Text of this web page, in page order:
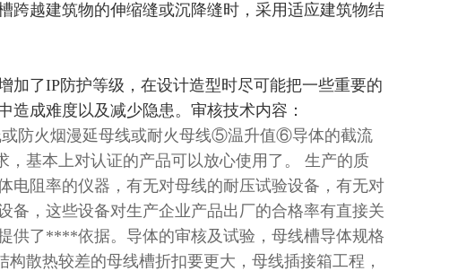
跨越建筑物的伸缩缝或沉降缝时，采用适应建筑物结
加了IP防护等级，在设计造型时尽可能把一些重要的
成难度以及减少隐患。审核技术内容：
防火烟漫延母线或耐火母线⑤温升值⑥导体的截流
基本上对认证的产品可以放心使用了。 生产的质
电阻率的仪器，有无对母线的耐压试验设备，有无对
备，这些设备对生产企业产品出厂的合格率有直接关
供了****依据。导体的审核及试验，母线槽导体规格
散热较差的母线槽折扣要更大，母线插接箱工程，